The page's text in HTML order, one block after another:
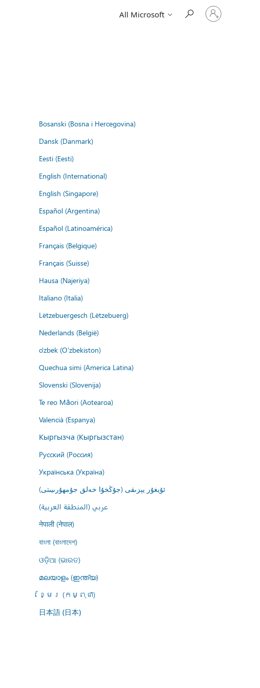
All Microsoft
Sign
in
Bosanski (Bosna i Hercegovina)
Dansk (Danmark)
Eesti (Eesti)
English (International)
English (Singapore)
Español (Argentina)
Español (Latinoamérica)
Français (Belgique)
Français (Suisse)
Hausa (Najeriya)
Italiano (Italia)
Lëtzebuergesch (Lëtzebuerg)
Nederlands (België)
o'zbek (O'zbekiston)
Quechua simi (America Latina)
Slovenski (Slovenija)
Te reo Māori (Aotearoa)
Valencià (Espanya)
Кыргызча (Кыргызстан)
Русский (Россия)
Українська (Україна)
ئۇيغۇر يېزىقى (جۇڭخۇا خەلق جۇمھۇرىيىتى)
عربي (المنطقة العربية)
नेपाली (नेपाल)
বাংলা (বাংলাদেশ)
ଓଡ଼ିଆ (ଭାରତ)
മലയാളം (ഇന്ത്യ)
ខ្មែរ (កម្ពុជា)
日本語 (日本)